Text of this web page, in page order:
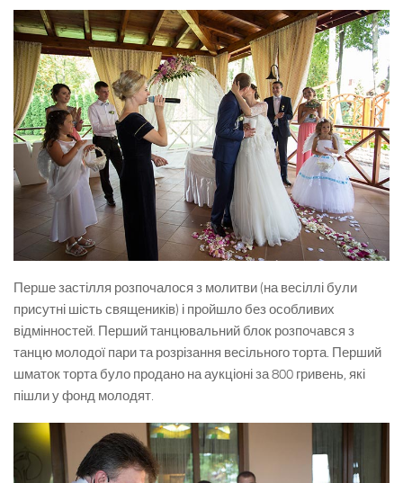
Перше застілля розпочалося з молитви (на весіллі були
присутні шість священиків) і пройшло без особливих
відмінностей. Перший танцювальний блок розпочався з
танцю молодої пари та розрізання весільного торта. Перший
шматок торта було продано на аукціоні за 800 гривень, які
пішли у фонд молодят.